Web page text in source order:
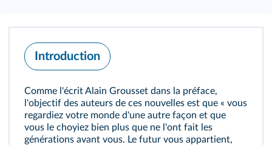
Introduction
Comme l'écrit Alain Grousset dans la préface,
l'objectif des auteurs de ces nouvelles est que « vous
regardiez votre monde d'une autre façon et que
vous le choyiez bien plus que ne l'ont fait les
générations avant vous. Le futur vous appartient,